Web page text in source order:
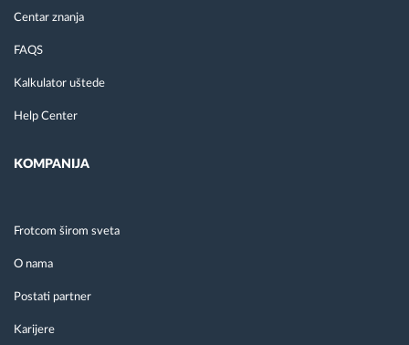
Centar znanja
FAQS
Kalkulator uštede
Help Center
KOMPANIJA
Frotcom širom sveta
O nama
Postati partner
Karijere